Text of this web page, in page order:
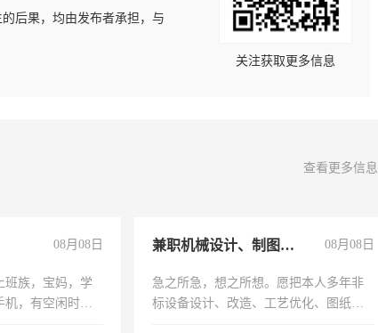
后果，均由发布者承担，与
关注获取更多信息
查看更多信息
08月08日
班族，宝妈，学
机，有空闲时
兼职机械设计、制图、设备改造 08月08日
急之所急，想之所想。愿把本人多年非
标设备设计、改造、工艺优化、图纸制